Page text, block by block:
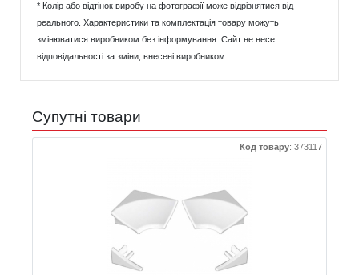
* Колір або відтінок виробу на фотографії може відрізнятися від
реального. Характеристики та комплектація товару можуть
змінюватися виробником без інформування. Сайт не несе
відповідальності за зміни, внесені виробником.
Супутні товари
Код товару: 373117